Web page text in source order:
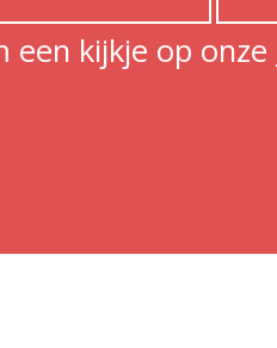
een kijkje op onze